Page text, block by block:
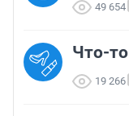
49 654
Что-
19 266